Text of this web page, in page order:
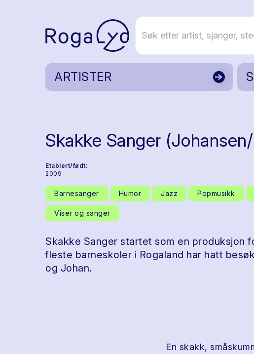
ARTISTER
Skakke Sanger
Etablert/født:
2009
Barnesanger Humor Jazz Popmusikk
Viser og sanger
Skakke Sanger startet som en produksjon
fleste barneskoler i Rogaland har hatt
og Johan.
En skakk,